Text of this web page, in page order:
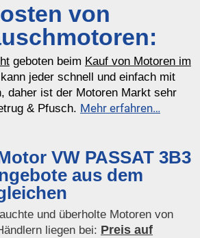
von
geboten beim Kauf von Motoren im
jeder schnell und einfach mit
daher ist der Motoren Markt sehr
& Pfusch. Mehr erfahren…
VW PASSAT 3B3
aus dem
und überholte Motoren von
liegen bei: Preis auf